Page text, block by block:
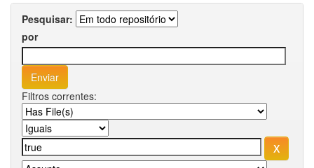
Pesquisar:
por
Filtros correntes: